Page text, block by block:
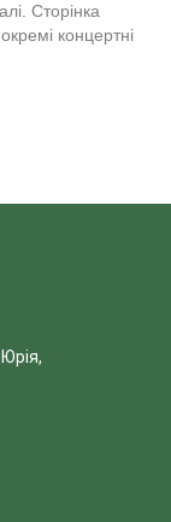
Сторінка
концертні